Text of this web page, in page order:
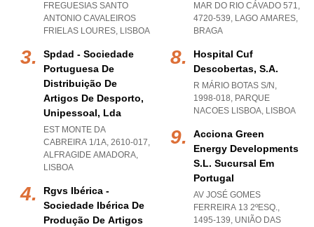
FREGUESIAS SANTO
ANTONIO CAVALEIROS
FRIELAS LOURES, LISBOA
Spdad - Sociedade
Portuguesa De
Distribuição De
Artigos De Desporto,
Unipessoal, Lda
EST MONTE DA
CABREIRA 1/1A, 2610-017,
ALFRAGIDE AMADORA,
LISBOA
Rgvs Ibérica -
Sociedade Ibérica De
Produção De Artigos
MAR DO RIO CÁVADO 571,
4720-539, LAGO AMARES,
BRAGA
Hospital Cuf
Descobertas, S.a.
R MÁRIO BOTAS S/N,
1998-018, PARQUE
NACOES LISBOA, LISBOA
Acciona Green
Energy Developments
S.l. Sucursal Em
Portugal
AV JOSÉ GOMES
FERREIRA 13 2ºESQ.,
1495-139, UNIÃO DAS